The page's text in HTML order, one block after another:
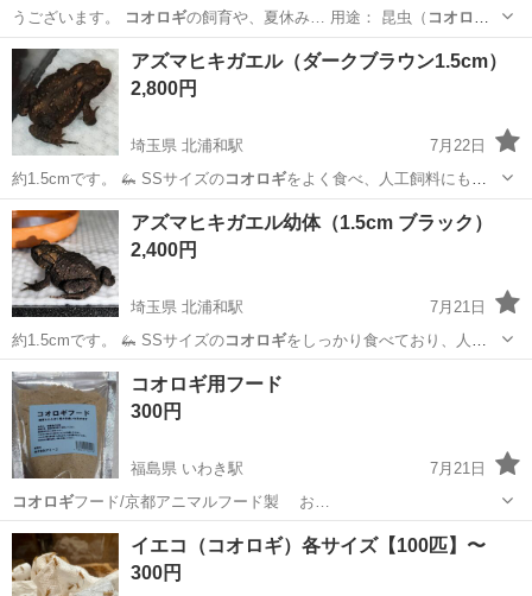
うございます。
コオロギ の飼育や、夏休み… 用途： 昆虫（ コオロギ
等）の隠れ家、工… あります。コオロギの飼育ゲージ内で…
岡山 玉野市 宇野駅 その他
アズマヒキガエル（ダークブラウン1.5cm）
2,800円
埼玉県 北浦和駅
7月22日
約1.5cmです。 🦗 SSサイズのコオロギをよく食べ、人工飼料にも慣
れています…
埼玉 さいたま市 北浦和駅 その他 アズマヒキガエル
アズマヒキガエル幼体（1.5cm ブラック）
2,400円
埼玉県 北浦和駅
7月21日
約1.5cmです。 🦗 SSサイズのコオロギをしっかり食べており、人工
飼料にも慣…
埼玉 さいたま市 北浦和駅 その他
コオロギ用フード
300円
福島県 いわき駅
7月21日
コオロギフード/京都アニマルフード製 お…
福島 いわき市 その他
イエコ（コオロギ）各サイズ【100匹】〜
300円